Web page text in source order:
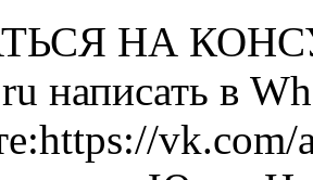
НА
написать в